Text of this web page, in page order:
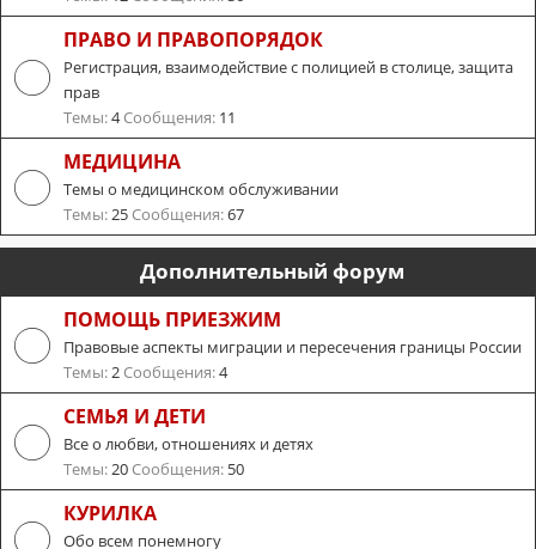
ПРАВО И ПРАВОПОРЯДОК
Регистрация, взаимодействие с полицией в столице, защита
прав
Темы:4Сообщения: 11
МЕДИЦИНА
Темы о медицинском обслуживании
Темы:25 Сообщения:67
Дополнительный форум
ПОМОЩЬ ПРИЕЗЖИМ
Правовые аспекты миграции и пересечения границы России
Темы:2 Сообщения:4
СЕМЬЯ И ДЕТИ
Все о любви, отношениях и детях
Темы:20 Сообщения: 50
КУРИЛКА
Обо всем понемногу